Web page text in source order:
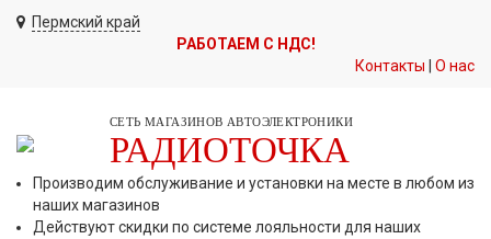
Пермский край
РАБОТАЕМ С НДС!
Контакты
О нас
СЕТЬ МАГАЗИНОВ АВТОЭЛЕКТРОНИКИ
РАДИОТОЧКА
Производим обслуживание и установки на месте в любом из
наших магазинов
Действуют скидки по системе лояльности для наших